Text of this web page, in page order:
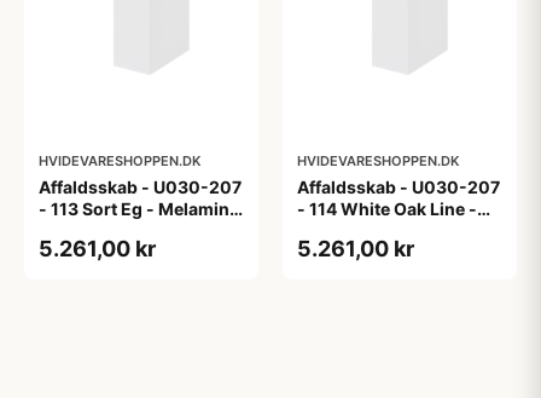
HVIDEVARESHOPPEN.DK
Affaldsskab - U030-207
- 113 Sort Eg - Melamin,
5.261,00 kr
HVIDEVARESHOPPEN.DK
Affaldsskab - U030-207
- 114 White Oak Line -
5.261,00 kr